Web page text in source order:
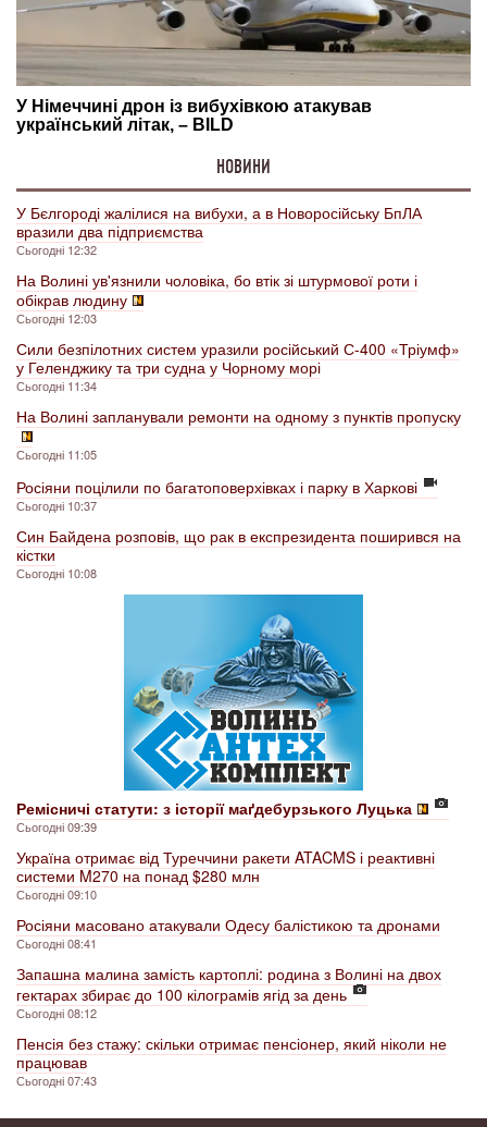
НОВИНИ
У Бєлгороді жалілися на вибухи, а в Новоросійську БпЛА
вразили два підприємства
Сьогодні 12:32
На Волині ув'язнили чоловіка, бо втік зі штурмової роти і
обікрав людину
Сьогодні 12:03
Сили безпілотних систем уразили російський С-400 «Тріумф»
у Геленджику та три судна у Чорному морі
Сьогодні 11:34
На Волині запланували ремонти на одному з пунктів пропуску
Сьогодні 11:05
Росіяни поцілили по багатоповерхівках і парку в Харкові
Сьогодні 10:37
Син Байдена розповів, що рак в експрезидента поширився на
кістки
Сьогодні 10:08
Ремісничі статути: з історії маґдебурзького Луцька
Сьогодні 09:39
Україна отримає від Туреччини ракети ATACMS і реактивні
системи M270 на понад $280 млн
Сьогодні 09:10
Росіяни масовано атакували Одесу балістикою та дронами
Сьогодні 08:41
Запашна малина замість картоплі: родина з Волині на двох
гектарах збирає до 100 кілограмів ягід за день
Сьогодні 08:12
Пенсія без стажу: скільки отримає пенсіонер, який ніколи не
працював
Сьогодні 07:43